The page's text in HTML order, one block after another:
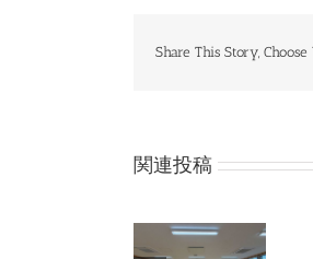
Share This Story,
関連投稿